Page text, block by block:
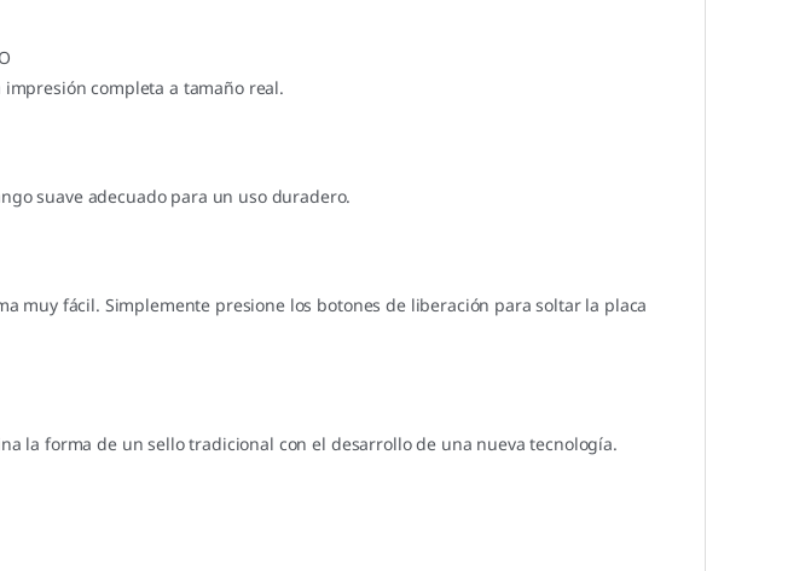
completa a tamaño real.
suave adecuado para un uso duradero.
muy fácil. Simplemente presione los botones de liberación para soltar la placa
la forma de un sello tradicional con el desarrollo de una nueva tecnología.